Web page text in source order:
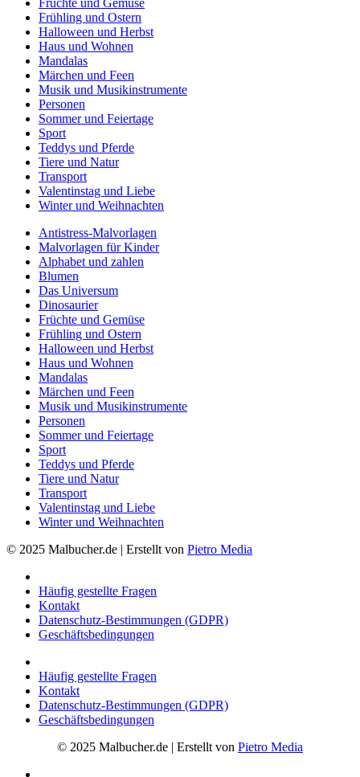
Früchte und Gemüse
Frühling und Ostern
Halloween und Herbst
Haus und Wohnen
Mandalas
Märchen und Feen
Musik und Musikinstrumente
Personen
Sommer und Feiertage
Sport
Teddys und Pferde
Tiere und Natur
Transport
Valentinstag und Liebe
Winter und Weihnachten
Antistress-Malvorlagen
Malvorlagen für Kinder
Alphabet und zahlen
Blumen
Das Universum
Dinosaurier
Früchte und Gemüse
Frühling und Ostern
Halloween und Herbst
Haus und Wohnen
Mandalas
Märchen und Feen
Musik und Musikinstrumente
Personen
Sommer und Feiertage
Sport
Teddys und Pferde
Tiere und Natur
Transport
Valentinstag und Liebe
Winter und Weihnachten
© 2025 Malbucher.de | Erstellt von Pietro Media
Häufig gestellte Fragen
Kontakt
Datenschutz-Bestimmungen (GDPR)
Geschäftsbedingungen
Häufig gestellte Fragen
Kontakt
Datenschutz-Bestimmungen (GDPR)
Geschäftsbedingungen
© 2025 Malbucher.de | Erstellt von Pietro Media